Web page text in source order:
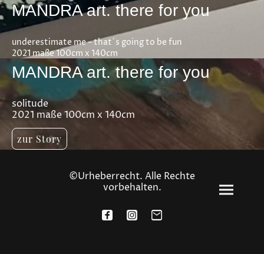
MANDRA art. there for you
underestimate me - that´s going to be fun
2021 maße 100cm x 140cm
MANDRA art. there for you
solitude
2021 maße 100cm x 140cm
zur Story
©Urheberrecht. Alle Rechte
vorbehalten.